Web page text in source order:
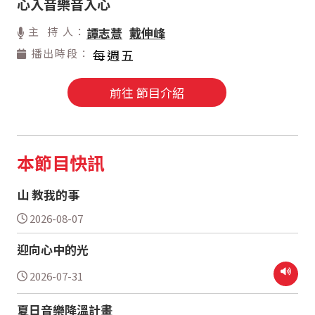
心入音樂音入心
主 持 人： 譚志薏 戴伸峰
播出時段： 每週五
前往 節目介紹
本節目快訊
山 教我的事
2026-08-07
迎向心中的光
2026-07-31
夏日音樂降溫計畫